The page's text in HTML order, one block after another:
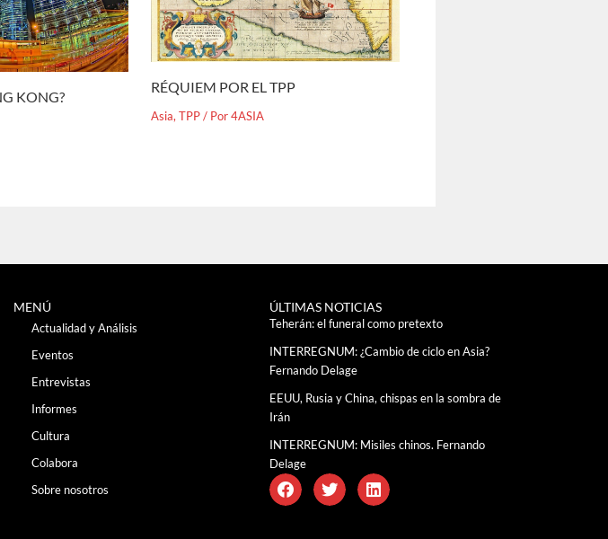
KONG?
RÉQUIEM POR EL TPP
Asia,TPP/ Por4ASIA
MENÚ
Actualidad y Análisis
Eventos
Entrevistas
Informes
Cultura
Colabora
Sobre nosotros
ÚLTIMAS NOTICIAS
Teherán: el funeral como pretexto
INTERREGNUM: ¿Cambio de ciclo en Asia?
Fernando Delage
EEUU, Rusia y China, chispas en la sombra de
Irán
INTERREGNUM: Misiles chinos. Fernando
Delage